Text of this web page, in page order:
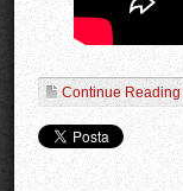
Continue Reading